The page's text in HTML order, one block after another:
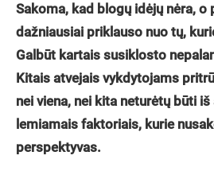
Sakoma, kad blogų idėjų nėra,
dažniausiai priklauso nuo tų,
Galbūt kartais susiklosto
Kitais atvejais vykdytojams
nei viena, nei kita neturėtų būti
lemiamais faktoriais, kurie
perspektyvas.